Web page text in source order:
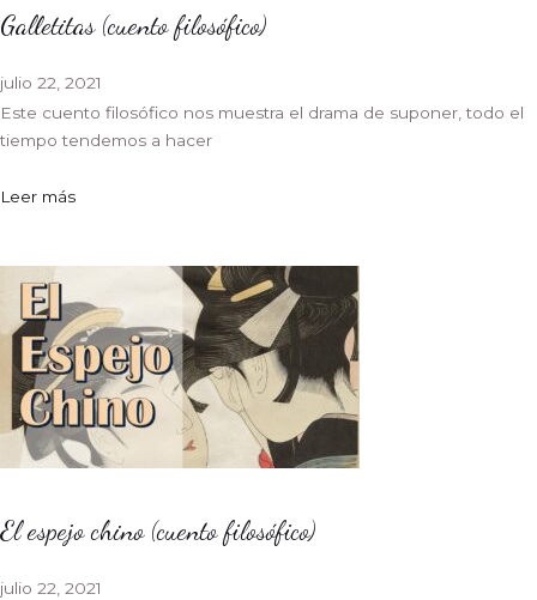
Galletitas (cuento filosófico)
julio 22, 2021
Este cuento filosófico nos muestra el drama de suponer, todo el
tiempo tendemos a hacer
Leer más
El espejo chino (cuento filosófico)
julio 22, 2021